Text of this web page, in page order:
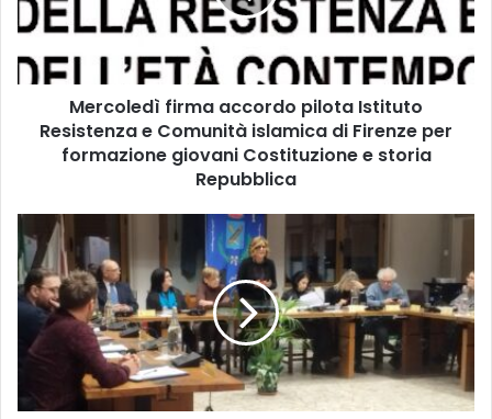
e
d
ì
a
c
c
o
r
Mercoledì firma accordo pilota Istituto
Resistenza e Comunità islamica di Firenze per
formazione giovani Costituzione e storia
Repubblica
C
o
n
s
i
o